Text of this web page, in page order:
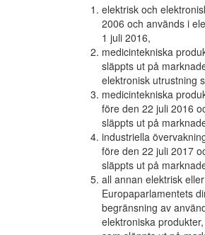
elektrisk och
2006 och används i
1 juli 2016,
medicintekniska
släppts ut på
elektronisk utrustning
medicintekniska
före den 22 juli 2016
släppts ut på
industriella
före den 22 juli 2017
släppts ut på
all annan elektrisk
Europaparlamentets
begränsning av
elektroniska